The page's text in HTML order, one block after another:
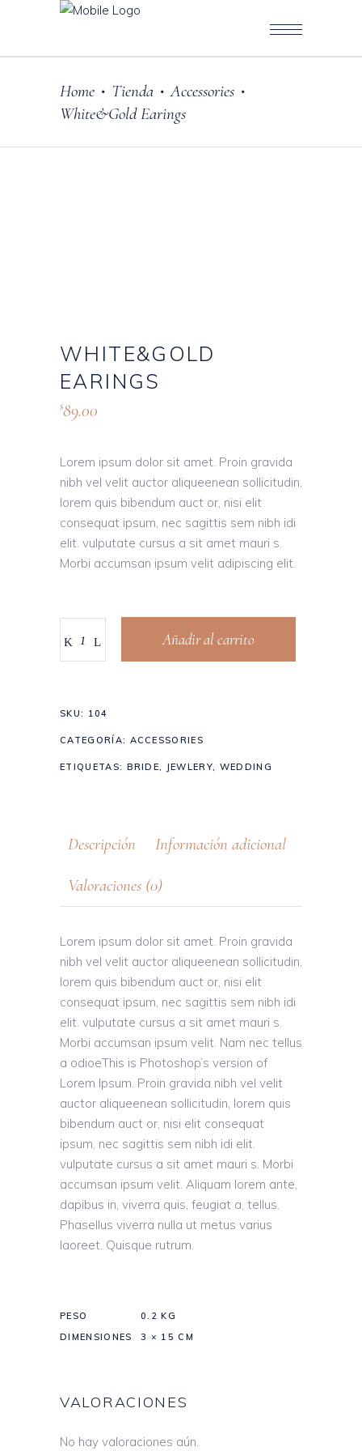
Home • Tienda •Accessories •
White&Gold Earings
WHITE&GOLD
EARINGS
$89.00
Lorem ipsum dolor sit amet. Proin gravida
nibh vel velit auctor aliqueenean sollicitudin,
lorem quis bibendum auct or, nisi elit
consequat ipsum, nec sagittis sem nibh idi
elit. vulputate cursus a sit amet mauri s.
Morbi accumsan ipsum velit adipiscing elit.
Añadir al carrito
SKU: 104
CATEGORÍA: ACCESSORIES
ETIQUETAS: BRIDE, JEWLERY, WEDDING
Descripción Información adicional
Valoraciones (0)
Lorem ipsum dolor sit amet. Proin gravida
nibh vel velit auctor aliqueenean sollicitudin,
lorem quis bibendum auct or, nisi elit
consequat ipsum, nec sagittis sem nibh idi
elit. vulputate cursus a sit amet mauri s.
Morbi accumsan ipsum velit. Nam nec tellus
a odioeThis is Photoshop’s version of
Lorem Ipsum. Proin gravida nibh vel velit
auctor aliqueenean sollicitudin, lorem quis
bibendum auct or, nisi elit consequat
ipsum, nec sagittis sem nibh idi elit.
vulputate cursus a sit amet mauri s. Morbi
accumsan ipsum velit. Aliquam lorem ante,
dapibus in, viverra quis, feugiat a, tellus.
Phasellus viverra nulla ut metus varius
laoreet. Quisque rutrum.
PESO
0.2 KG
DIMENSIONES
3 × 15 CM
VALORACIONES
No hay valoraciones aún.